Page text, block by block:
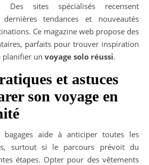
Des sites spécialisés recensent
tendances et nouveautés
Ce magazine web propose des
parfaits pour trouver inspiration
planifier un voyage solo réussi.
et astuces
son voyage en
bagages aide à anticiper toutes les
surtout si le parcours prévoit du
étapes. Opter pour des vêtements